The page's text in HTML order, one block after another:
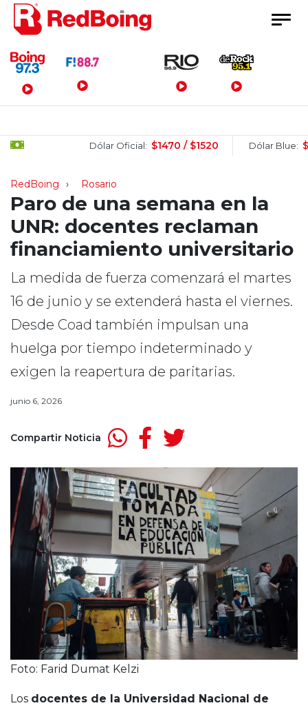
Menú Principal
Dólar Oficial: $1470 / $1520 Dólar Blue: $1505 /
RedBoing Rosario
Paro de una semana en la
UNR: docentes reclaman
financiamiento universitario
La medida de fuerza comenzará el martes
16 de junio y se extenderá hasta el viernes.
Desde Coad también impulsan una
huelga por tiempo indeterminado y
exigen la reapertura de paritarias.
junio 6, 2026
Compartir Noticia
Foto: Farid Dumat Kelzi
Los docentes de la Universidad Nacional de